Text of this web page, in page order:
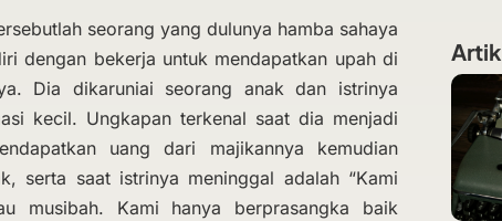
seorang yang dulunya hamba sahaya
dengan bekerja untuk mendapatkan upah di
Dia dikaruniai seorang anak dan istrinya
kecil. Ungkapan terkenal saat dia menjadi
uang dari majikannya kemudian
serta saat istrinya meninggal adalah “Kami
musibah. Kami hanya berprasangka baik